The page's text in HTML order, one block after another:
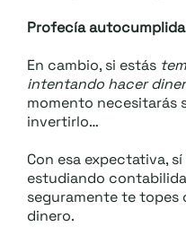
Profecía
En cambio, si estás
intentando hacer
momento necesitarás
invertirlo…
Con esa expectativa,
estudiando
seguramente te topes
dinero.